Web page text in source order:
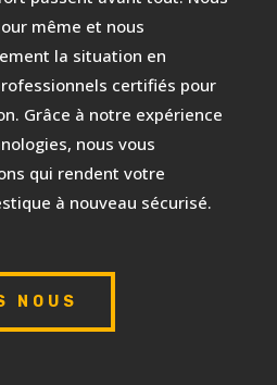
même et nous
la situation en
certifiés pour
Grâce à notre expérience
nous vous
qui rendent votre
à nouveau sécurisé.
NOUS